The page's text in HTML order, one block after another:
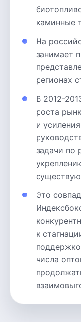
каминные
На
занимает
регионах
В 2012-
роста
и
задачи по
Это
к
числа